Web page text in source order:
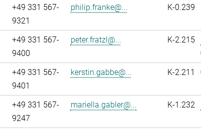
+49 331 567-
9321
philip.franke@... K-0.239
+49 331 567-
9400
peter.fratzl@... K-2.215
+49 331 567-
9401
kerstin.gabbe@... K-2.211
+49 331 567-
9247
mariella.gabler@... K-1.232